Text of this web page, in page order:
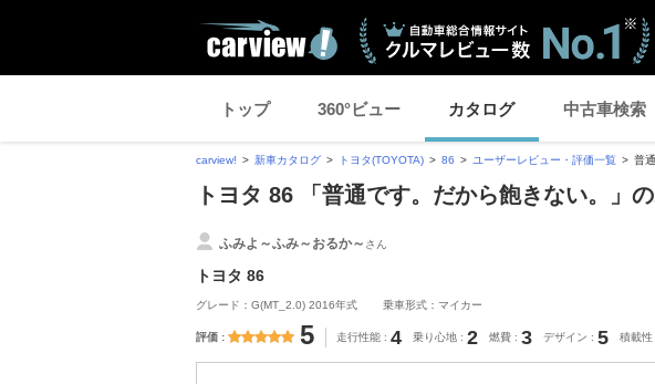
トップ 360°ビュー カタログ 中古車検索
carview! 新車カタログ トヨタ(TOYOTA) 86 ユーザーレビュー・評価一覧 普
トヨタ 86 「普通です。だから飽きない。」
ふみよ～ふみ～おるか～ さん
トヨタ 86
グレード：G(MT_2.0) 2016年式 乗車形式：マイカー
評価 5 走行性能 4 乗り心地 2 燃費 3 デザイン 5 積載性